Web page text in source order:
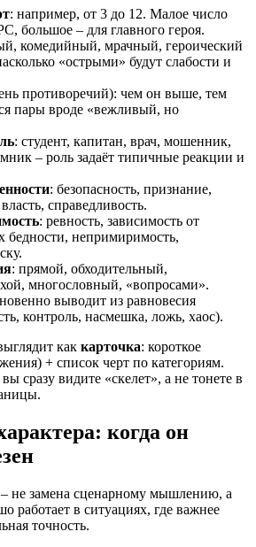
: например, от 3 до 12. Малое число
большое – для главного героя.
комедийный, мрачный, героический
«острыми» будут слабости и
противоречий): чем он выше, тем
пары вроде «вежливый, но
: студент, капитан, врач, мошенник,
– роль задаёт типичные реакции и
: безопасность, признание,
справедливость.
: ревность, зависимость от
бедности, непримиримость,
: прямой, обходительный,
многословный, «вопросами».
выводит из равновесия
контроль, насмешка, ложь, хаос).
как карточка: короткое
+ список черт по категориям.
сразу видите «скелет», а не тонете в
когда он
не замена сценарному мышлению, а
работает в ситуациях, где важнее
точность.